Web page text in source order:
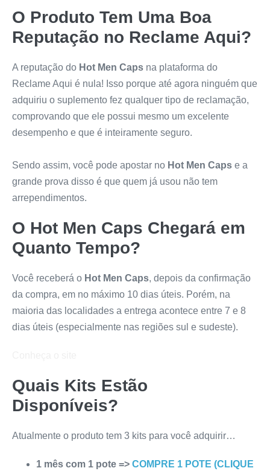
O Produto Tem Uma Boa
Reputação no Reclame Aqui?
A reputação do Hot Men Caps na plataforma do
Reclame Aqui é nula! Isso porque até agora ninguém que
adquiriu o suplemento fez qualquer tipo de reclamação,
comprovando que ele possui mesmo um excelente
desempenho e que é inteiramente seguro.
Sendo assim, você pode apostar no Hot Men Caps e a
grande prova disso é que quem já usou não tem
arrependimentos.
O Hot Men Caps Chegará em
Quanto Tempo?
Você receberá o Hot Men Caps, depois da confirmação
da compra, em no máximo 10 dias úteis. Porém, na
maioria das localidades a entrega acontece entre 7 e 8
dias úteis (especialmente nas regiões sul e sudeste).
Quais Kits Estão
Disponíveis?
Atualmente o produto tem 3 kits para você adquirir…
1 mês com 1 pote => COMPRE 1 POTE (CLIQUE